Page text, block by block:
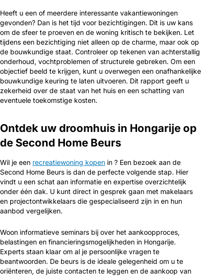
Heeft u een of meerdere interessante vakantiewoningen
gevonden? Dan is het tijd voor bezichtigingen. Dit is uw kans
om de sfeer te proeven en de woning kritisch te bekijken. Let
tijdens een bezichtiging niet alleen op de charme, maar ook op
de bouwkundige staat. Controleer op tekenen van achterstallig
onderhoud, vochtproblemen of structurele gebreken. Om een
objectief beeld te krijgen, kunt u overwegen een onafhankelijke
bouwkundige keuring te laten uitvoeren. Dit rapport geeft u
zekerheid over de staat van het huis en een schatting van
eventuele toekomstige kosten.
Ontdek uw droomhuis in Hongarije op
de Second Home Beurs
Wil je een recreatiewoning kopen in ? Een bezoek aan de
Second Home Beurs is dan de perfecte volgende stap. Hier
vindt u een schat aan informatie en expertise overzichtelijk
onder één dak. U kunt direct in gesprek gaan met makelaars
en projectontwikkelaars die gespecialiseerd zijn in en hun
aanbod vergelijken.
Woon informatieve seminars bij over het aankoopproces,
belastingen en financieringsmogelijkheden in Hongarije.
Experts staan klaar om al je persoonlijke vragen te
beantwoorden. De beurs is de ideale gelegenheid om u te
oriënteren, de juiste contacten te leggen en de aankoop van